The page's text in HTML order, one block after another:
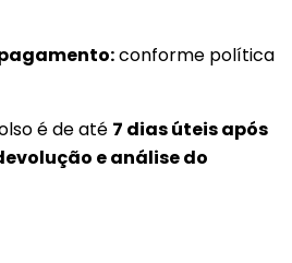
conforme política
é de até 7 dias úteis após
e análise do